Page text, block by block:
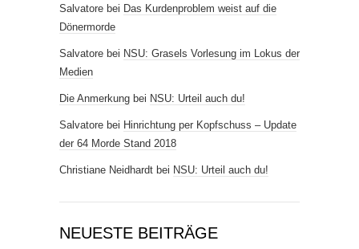
Salvatore bei Das Kurdenproblem weist auf die
Dönermorde
Salvatore bei NSU: Grasels Vorlesung im Lokus der
Medien
Die Anmerkung bei NSU: Urteil auch du!
Salvatore bei Hinrichtung per Kopfschuss – Update
der 64 Morde Stand 2018
Christiane Neidhardt bei NSU: Urteil auch du!
NEUESTE BEITRÄGE